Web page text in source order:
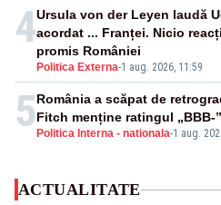
4
Politica Externa-1 aug. 2026, 11:59
Ursula von der Leyen laudă
acordat ... Franței. Nicio
promis României
5 Politica Interna - nationala-1 aug.
România a scăpat de
Fitch menține ratingul
ACTUALITATE